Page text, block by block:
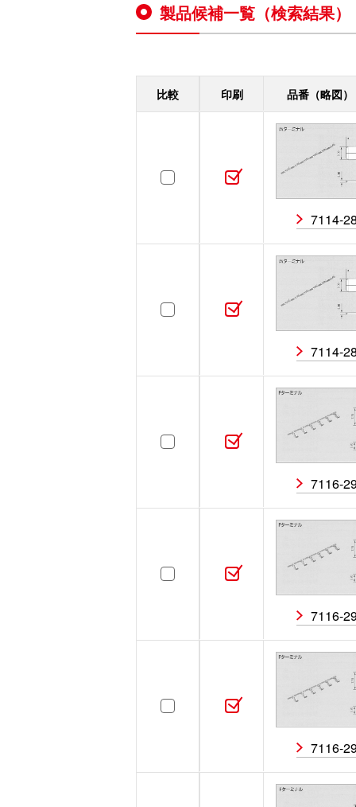
ハウジング ［45］
取付可能部品 ［0］
LA・LE・アースターミナル
［0］
ハイブリッド ハイ
極数
オス
製品候補一覧（検索結果）
比較 印刷 品番（略図）
7114-
7114-
7116-
7116-
7116-